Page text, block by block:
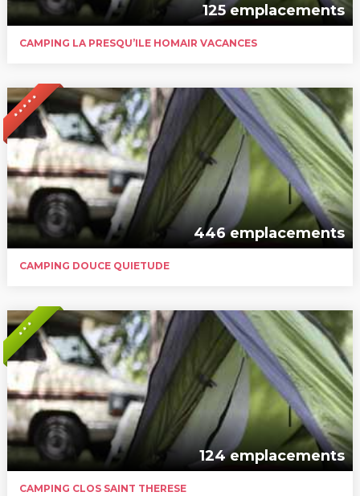
125 emplacements
CAMPING LA PRESQU’ILE HOMAIR VACANCES
* * * * *
446 emplacements
CAMPING DOUCE QUIETUDE
* * *
124 emplacements
CAMPING CLOS SAINT THERESE